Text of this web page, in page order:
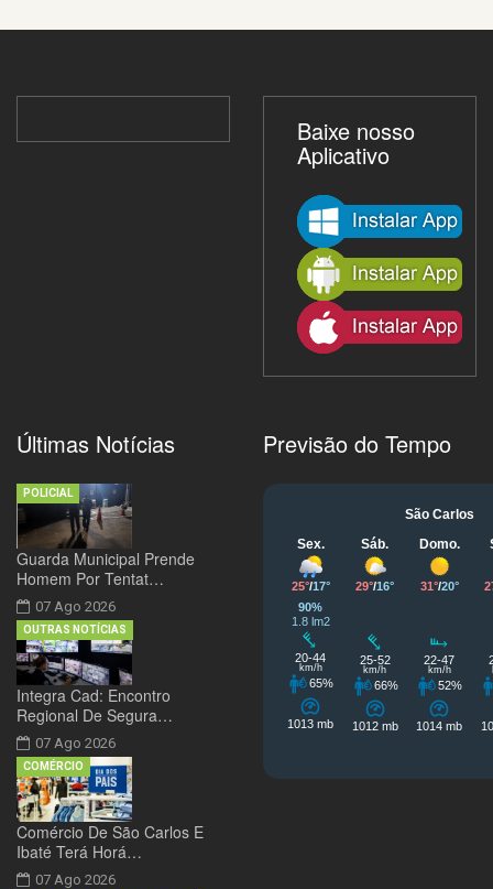
Baixe nosso
Aplicativo
Últimas Notícias
Guarda Municipal Prende
Homem Por Tentat…
07 Ago 2026
POLICIAL
Integra Cad: Encontro
Regional De Segura…
07 Ago 2026
OUTRAS NOTÍCIAS
Comércio De São Carlos E
Ibaté Terá Horá…
07 Ago 2026
COMÉRCIO
Previsão do Tempo